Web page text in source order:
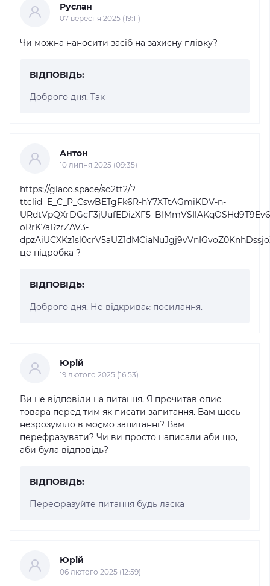
Руслан
07 вересня 2025 (19:11)
Чи можна наносити засіб на захисну плівку?
ВІДПОВІДЬ:
Доброго дня. Так
Антон
10 липня 2025 (09:35)
https://glaco.space/so2tt2/?
ttclid=E_C_P_CswBETgFk6R-hY7XTtAGmiKDV-n-
oRrK7aRzrZAV3-
це підробка ?
ВІДПОВІДЬ:
Доброго дня. Не відкриває посилання.
Юрій
19 лютого 2025 (16:53)
Ви не відповіли на питання. Я прочитав опис
товара перед тим як писати запитання. Вам щось
незрозуміло в моємо запитанні? Вам
перефразувати? Чи ви просто написали аби що,
аби була відповідь?
ВІДПОВІДЬ:
Перефразуйте питання будь ласка
Юрій
06 лютого 2025 (12:59)